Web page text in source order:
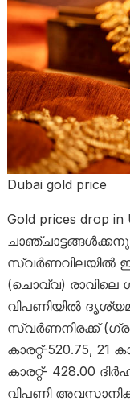
Dubai gold price
Gold prices
സ്വർണവിലയിൽ
(ചൊവ്വ) രാവിലെ
വിപണിയിൽ
സ്വർണനിരക്ക്
കാരറ്റ്-520.75, 21
കാരറ്റ്- 428.00
വിപണി